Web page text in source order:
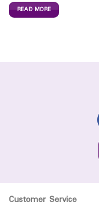
READ MORE
Customer Service